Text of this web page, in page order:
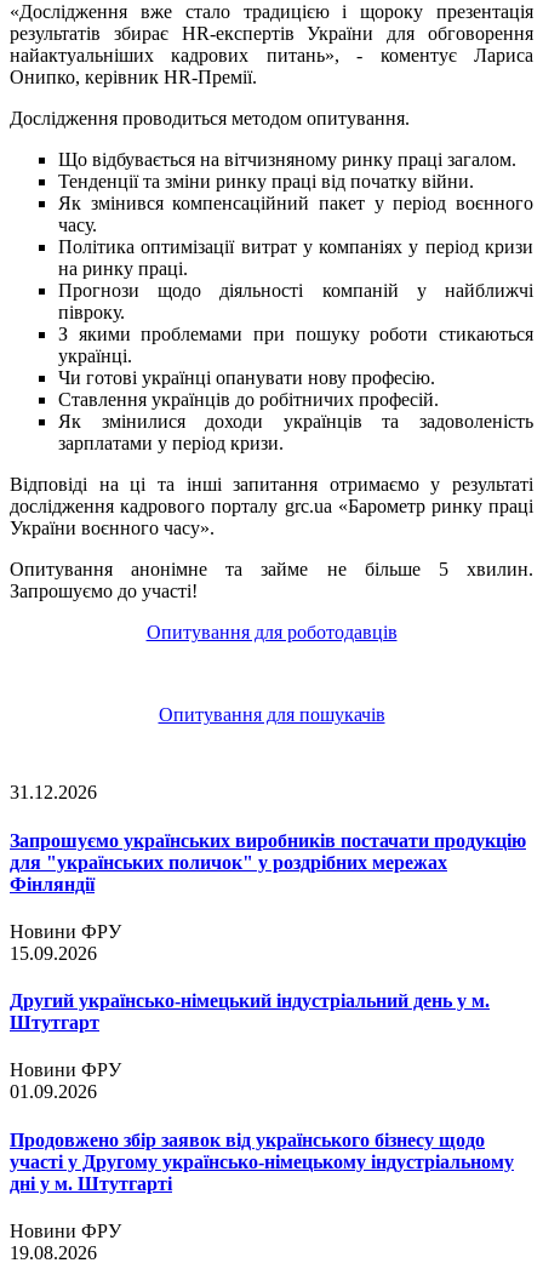
«Дослідження вже стало традицією і щороку презентація
результатів збирає HR-експертів України для обговорення
найактуальніших кадрових питань», - коментує Лариса
Онипко, керівник HR-Премії.
Дослідження проводиться методом опитування.
Що відбувається на вітчизняному ринку праці загалом.
Тенденції та зміни ринку праці від початку війни.
Як змінився компенсаційний пакет у період воєнного
часу.
Політика оптимізації витрат у компаніях у період кризи
на ринку праці.
Прогнози щодо діяльності компаній у найближчі
півроку.
З якими проблемами при пошуку роботи стикаються
українці.
Чи готові українці опанувати нову професію.
Ставлення українців до робітничих професій.
Як змінилися доходи українців та задоволеність
зарплатами у період кризи.
Відповіді на ці та інші запитання отримаємо у результаті
дослідження кадрового порталу grc.ua «Барометр ринку праці
України воєнного часу».
Опитування анонімне та займе не більше 5 хвилин.
Запрошуємо до участі!
Опитування для роботодавців
Опитування для пошукачів
31.12.2026
Запрошуємо українських виробників постачати продукцію
для "українських поличок" у роздрібних мережах
Фінляндії
Новини ФРУ
15.09.2026
Другий українсько-німецький індустріальний день у м.
Штутгарт
Новини ФРУ
01.09.2026
Продовжено збір заявок від українського бізнесу щодо
участі у Другому українсько-німецькому індустріальному
дні у м. Штутгарті
Новини ФРУ
19.08.2026